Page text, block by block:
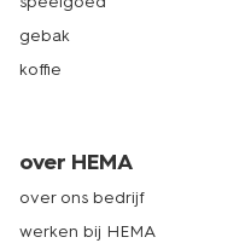
gebak
koffie
over HEMA
over ons bedrijf
werken bij HEMA